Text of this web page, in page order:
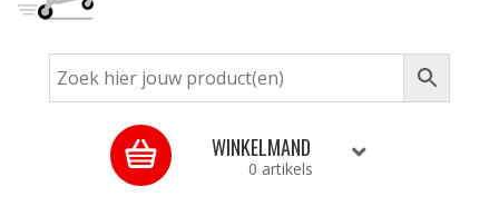
WINKELMAND
0 artikels